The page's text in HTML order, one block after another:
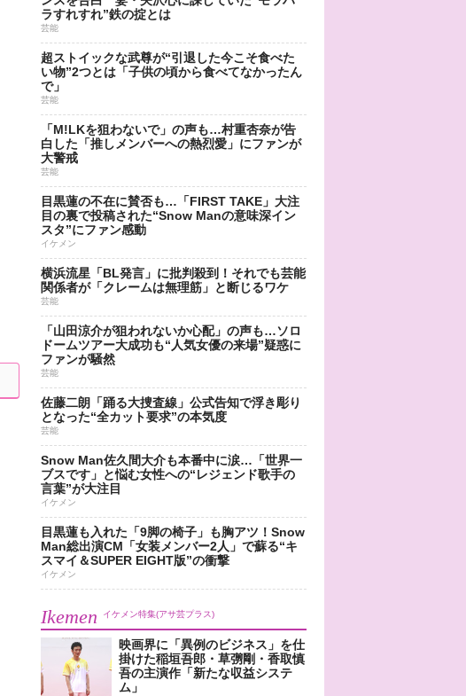
ラすれすれ”鉄の掟とは
芸能
超ストイックな武尊が“引退した今こそ食べた
い物”2つとは「子供の頃から食べてなかったん
で」
芸能
「M!LKを狙わないで」の声も…村重杏奈が告
白した「推しメンバーへの熱烈愛」にファンが
大警戒
芸能
目黒蓮の不在に賛否も…「FIRST TAKE」大注
目の裏で投稿された“Snow Manの意味深イン
スタ”にファン感動
イケメン
横浜流星「BL発言」に批判殺到！それでも芸能
関係者が「クレームは無理筋」と断じるワケ
芸能
「山田涼介が狙われないか心配」の声も…ソロ
ドームツアー大成功も“人気女優の来場”疑惑に
ファンが騒然
芸能
佐藤二朗「踊る大捜査線」公式告知で浮き彫り
となった“全カット要求”の本気度
芸能
Snow Man佐久間大介も本番中に涙…「世界一
ブスです」と悩む女性への“レジェンド歌手の
言葉”が大注目
イケメン
目黒蓮も入れた「9脚の椅子」も胸アツ！Snow
Man総出演CM「女装メンバー2人」で蘇る“キ
スマイ＆SUPER EIGHT版”の衝撃
イケメン
Ikemen イケメン特集(アサ芸プラス)
映画界に「異例のビジネス」を仕
掛けた稲垣吾郎・草彅剛・香取慎
吾の主演作「新たな収益システ
ム」